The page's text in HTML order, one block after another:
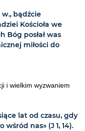
bądźcie
Kościoła we
Bóg posłał was
miłości do
i wielkim wyzwaniem
lat od czasu, gdy
wśród nas» (J 1, 14).